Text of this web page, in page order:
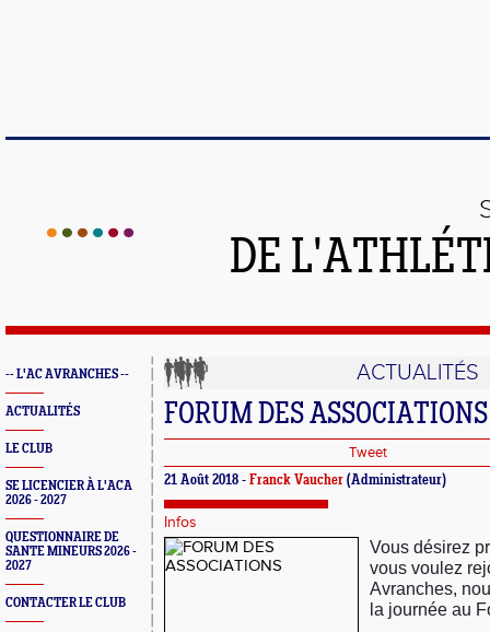
DE
-- L'AC AVRANCHES --
ACTUALITÉS
LE CLUB
SE LICENCIER À L'ACA
2026 - 2027
QUESTIONNAIRE DE
SANTE MINEURS 2026 -
2027
CONTACTER LE CLUB
ACTUALITÉS
FORUM DES ASSOCIATIONS
Tweet
21 Août 2018 - Franck Vaucher (Administrateur)
Infos
Vous désirez
vous voulez
Avranches,
la journée au